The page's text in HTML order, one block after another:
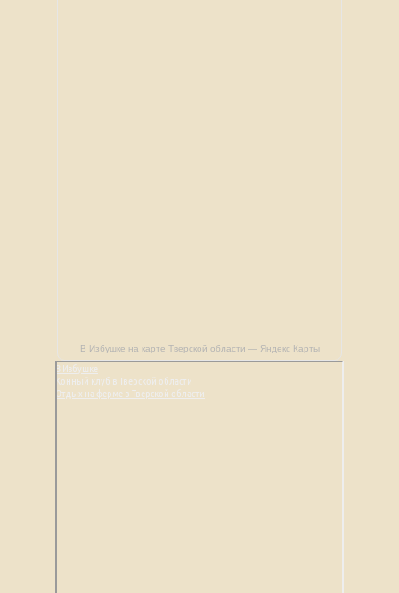
В Избушке на карте Тверской области — Яндекс Карты
В Избушке
Конный клуб в Тверской области
Отдых на ферме в Тверской области